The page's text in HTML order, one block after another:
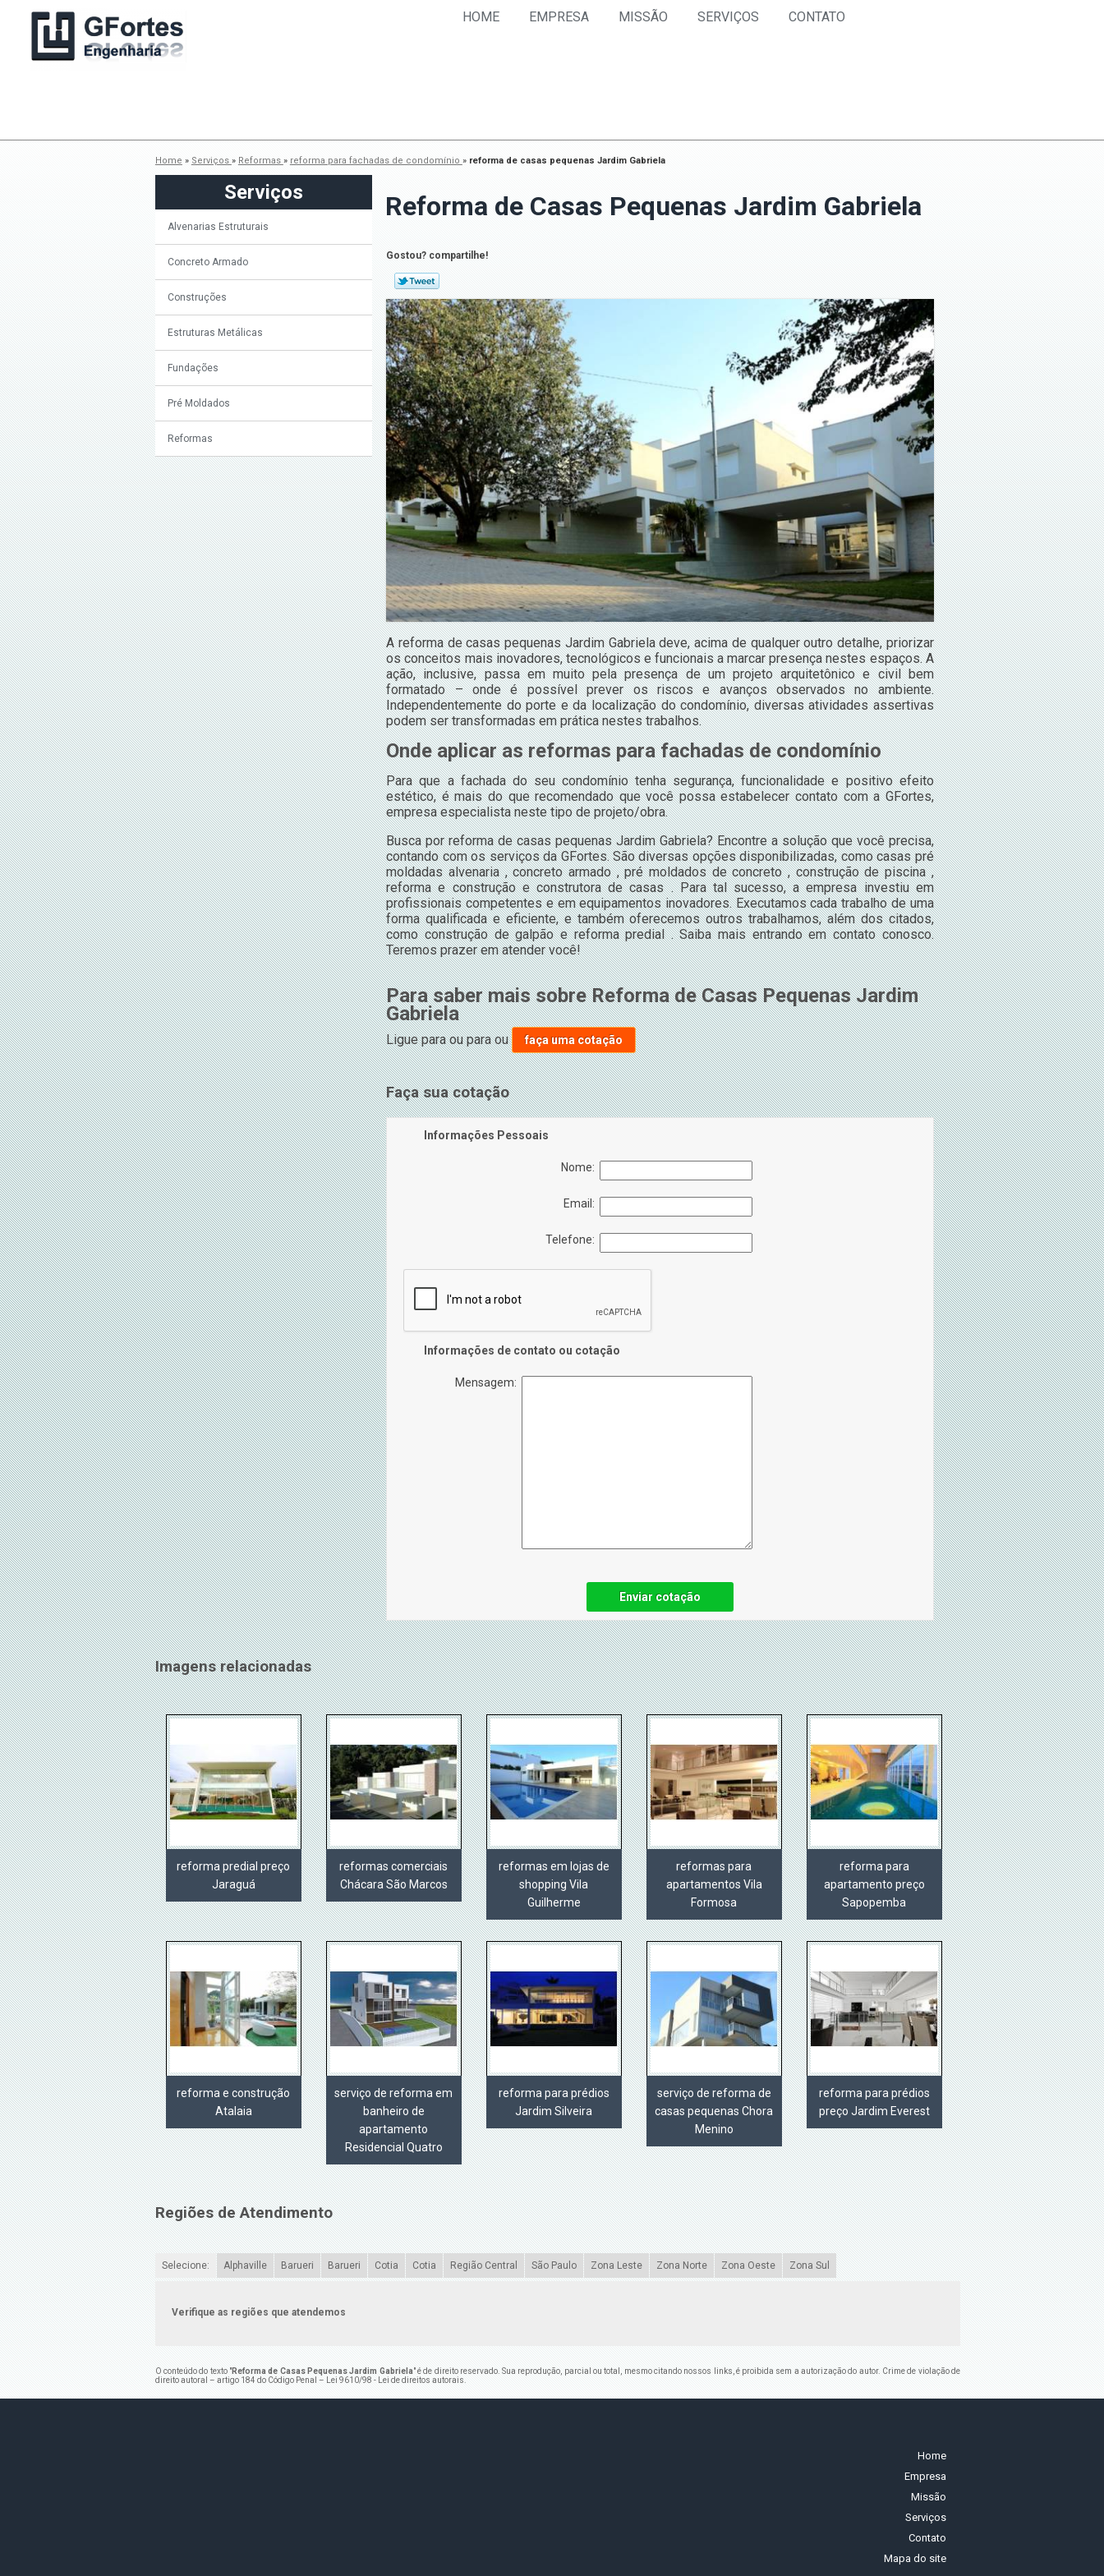
HOME EMPRESA MISSÃO SERVIÇOS CONTATO
Home » Serviços » Reformas » reforma para fachadas de condomínio » reforma de casas pequenas Jardim Gabriela
Serviços
Alvenarias Estruturais
Concreto Armado
Construções
Estruturas Metálicas
Fundações
Pré Moldados
Reformas
Reforma de Casas Pequenas Jardim Gabriela
Gostou? compartilhe!
A reforma de casas pequenas Jardim Gabriela deve, acima de qualquer outro detalhe, priorizar
os conceitos mais inovadores, tecnológicos e funcionais a marcar presença nestes espaços. A
ação, inclusive, passa em muito pela presença de um projeto arquitetônico e civil bem
formatado – onde é possível prever os riscos e avanços observados no ambiente.
Independentemente do porte e da localização do condomínio, diversas atividades assertivas
podem ser transformadas em prática nestes trabalhos.
Onde aplicar as reformas para fachadas de condomínio
Para que a fachada do seu condomínio tenha segurança, funcionalidade e positivo efeito
estético, é mais do que recomendado que você possa estabelecer contato com a GFortes,
empresa especialista neste tipo de projeto/obra.
Busca por reforma de casas pequenas Jardim Gabriela? Encontre a solução que você precisa,
contando com os serviços da GFortes. São diversas opções disponibilizadas, como casas pré
moldadas alvenaria , concreto armado , pré moldados de concreto , construção de piscina ,
reforma e construção e construtora de casas . Para tal sucesso, a empresa investiu em
profissionais competentes e em equipamentos inovadores. Executamos cada trabalho de uma
forma qualificada e eficiente, e também oferecemos outros trabalhamos, além dos citados,
como construção de galpão e reforma predial . Saiba mais entrando em contato conosco.
Teremos prazer em atender você!
Para saber mais sobre Reforma de Casas Pequenas Jardim
Gabriela
Ligue paraou paraou faça uma cotação
Faça sua cotação
Informações Pessoais
Nome:
Email:
Telefone:
Informações de contato ou cotação
Mensagem:
Enviar cotação
Imagens relacionadas
reforma predial preço
Jaraguá
reformas comerciais
Chácara São Marcos
reformas em lojas de
shopping Vila
Guilherme
reformas para
apartamentos Vila
Formosa
reforma para
apartamento preço
Sapopemba
reforma e construção
Atalaia
serviço de reforma em
banheiro de
apartamento
Residencial Quatro
reforma para prédios
Jardim Silveira
serviço de reforma de
casas pequenas Chora
Menino
reforma para prédios
preço Jardim Everest
Regiões de Atendimento
Selecione: Alphaville Barueri Barueri Cotia Cotia Região Central São Paulo Zona Leste Zona Norte Zona Oeste Zona Sul
Verifique as regiões que atendemos
O conteúdo do texto "Reforma de Casas Pequenas Jardim Gabriela" é de direito reservado. Sua reprodução, parcial ou total, mesmo citando nossos links, é proibida sem a autorização do autor. Crime de violação de
direito autoral – artigo 184 do Código Penal –
Lei 9610/98 - Lei de direitos autorais
Home
Empresa
Missão
Serviços
Contato
Mapa do site